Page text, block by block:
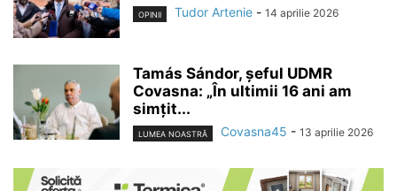
OPINII Tudor Artenie - 14 aprilie 2026
Tamás Sándor, șeful UDMR
Covasna: „În ultimii 16 ani am
simțit...
LUMEA NOASTRĂ Covasna45 - 13 aprilie 2026